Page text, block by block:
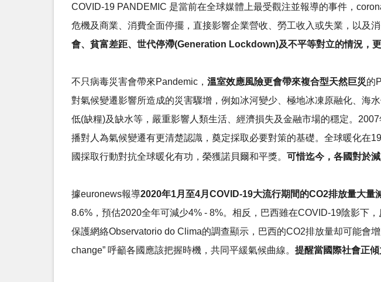
COVID-19 PANDEMIC 是當前在全球媒體上最受觀注並報導的事件，
危機及商業、消費全面停擺，直接影響企業營收、勞工收入或失業，以及消
會、貧富差距、世代停滯(Generation Lockdown)及不平等對立的情況，
不只病毒災害會帶來Pandemic， 溫室效應風險更會帶來複合型天然巨災的
對氣候變遷影響所造成的災害驟增，例如冰河變少、極地冰凍原融化、海
低(缺糧)及缺水等，嚴重影響人類生活、經濟損失及金融市場的穩定。
播對人為氣候變遷有更清楚認識，奠定採取必要對策的基礎。全球暖化在
國採取行動對抗全球暖化有功，榮獲諾貝爾和平獎。 可惜迄今，各國對於
據euronews報導2020年1月至4月COVID-19大流行期間的CO2排放量大量
8.6%，預估2020全年可減少4% - 8%。相反，巴西雖在COVID-19陰影下
保護網絡Observatorio do Clima的調查顯示，巴西的CO2排放量却可能會
change” 呼籲各國應該把握時機，共同平緩氣候曲線。 提醒當國際社會正